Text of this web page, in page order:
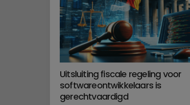
Uitsluiting fiscale regeling voor
softwareontwikkelaars is
gerechtvaardigd